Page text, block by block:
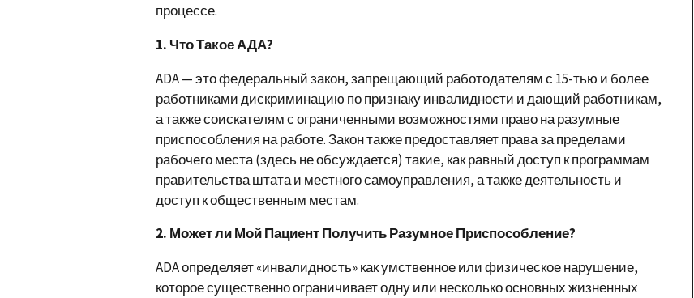
процессе.
1. Что Такое АДА?
ADA — это федеральный закон, запрещающий работодателям с 15-тью и более
работниками дискриминацию по признаку инвалидности и дающий работникам,
а также соискателям с ограниченными возможностями право на разумные
приспособления на работе. Закон также предоставляет права за пределами
рабочего места (здесь не обсуждается) такие, как равный доступ к программам
правительства штата и местного самоуправления, а также деятельность и
доступ к общественным местам.
2. Может ли Мой Пациент Получить Разумное Приспособление?
ADA определяет «инвалидность» как умственное или физическое нарушение,
которое существенно ограничивает одну или несколько основных жизненных